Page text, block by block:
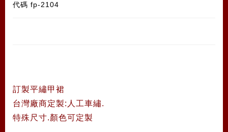
代碼 fp-2104
訂製平繡甲裙
台灣廠商定製:人工車繡.
特殊尺寸.顏色可定製